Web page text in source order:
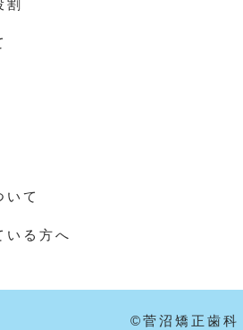
いて
いる方へ
©菅沼矯正歯科